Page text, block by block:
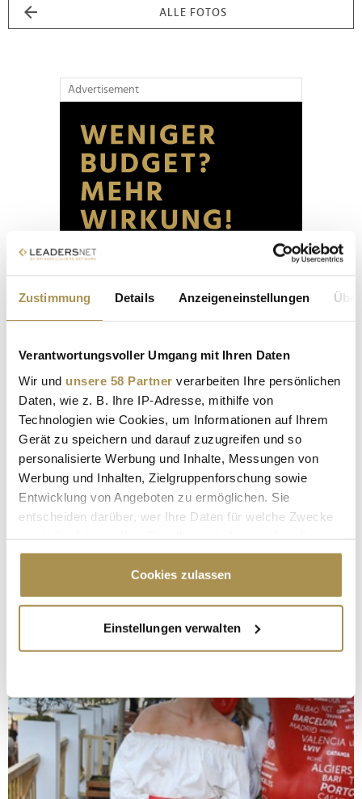
Zustimmung Details Anzeigeneinstellungen
Verantwortungsvoller Umgang mit Ihren Daten
Wir und unsere 58 Partner verarbeiten Ihre persönlichen
Daten, wie z. B. Ihre IP-Adresse, mithilfe von
Technologien wie Cookies, um Informationen auf Ihrem
Gerät zu speichern und darauf zuzugreifen und so
personalisierte Werbung und Inhalte, Messungen von
Werbung und Inhalten, Zielgruppenforschung sowie
Entwicklung von Angeboten zu ermöglichen. Sie
entscheiden darüber, wer Ihre Daten für welche Zwecke
Cookie-Erklärung oder durch Klicken auf das Privacy
Trigger Symbol ändern oder widerrufen
Informationen über Ihre geografische Lage
erfassen, welche bis auf einige Meter genau sein
bestimmten Merkmalen (Fingerprinting) identifizieren
Erfahren Sie mehr darüber, wie Ihre persönlichen Daten
verarbeitet werden, und legen Sie Ihre Präferenzen im
Abschnitt Einzelheitenfest.
Cookies zulassen
Einstellungen verwalten
ALLE FOTOS
Advertisement